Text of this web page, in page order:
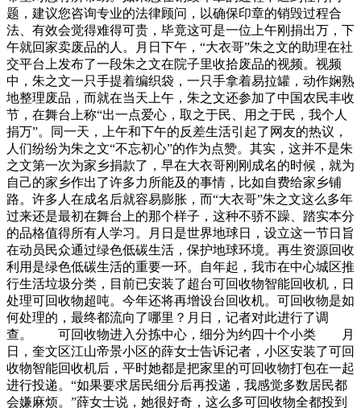
题，建议您咨询专业的法律顾问，以确保印章的销毁过程合
法、有效会觉得难得可贵，毕竟这可是一位上午刚捐出万，下
午就回家卖废品的人。月日下午，“大衣哥”朱之文的助理在社
交平台上发布了一段朱之文在院子里收拾废品的视频。视频
中，朱之文一只手提着编织袋，一只手拿着易拉罐，动作娴熟
地整理废品，而就在当天上午，朱之文还参加了中国农民丰收
节，在舞台上称“出一点爱心，取之于民、用之于民，我个人
捐万”。同一天，上午和下午的反差生活引起了网友的热议，
人们纷纷为朱之文“不忘初心”的作为点赞。其实，这并不是朱
之文第一次为家乡捐款了，早在大衣哥刚刚成名的时候，就为
自己的家乡作出了许多力所能及的事情，比如自费给家乡铺
路。许多人在成名后就容易膨胀，而“大衣哥”朱之文这么多年
过来还是最初在舞台上的那个样子，这种不骄不躁、踏实本分
的品格值得所有人学习。月日是世界地球日，设立这一节日旨
在动员民众通过绿色低碳生活，保护地球环境。再生资源回收
利用是绿色低碳生活的重要一环。自年起，我市在中心城区推
行生活垃圾分类，目前已安装了超台可回收物智能回收机，日
处理可回收物超吨。今年还将再增设台回收机。可回收物是如
何处理的，最终都流向了哪里？月日，记者对此进行了调
查。 可回收物进入分拣中心，细分为约四十个小类 月
日，奎文区江山帝景小区的薛女士告诉记者，小区安装了可回
收物智能回收机后，平时她都是把家里的可回收物打包在一起
进行投递。“如果要求居民细分后再投递，我感觉多数居民都
会嫌麻烦。”薛女士说，她很好奇，这么多可回收物全都投到